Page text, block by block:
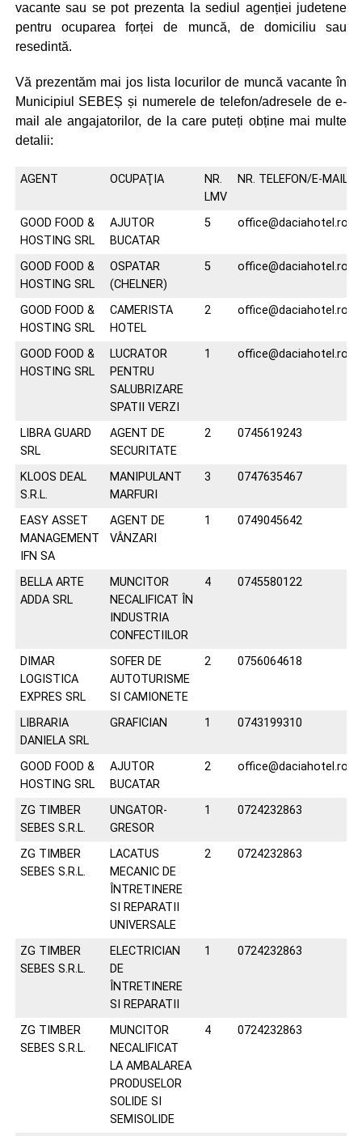
vacante sau se pot prezenta la sediul agenției judetene
pentru ocuparea forței de muncă, de domiciliu sau
resedintă.
Vă prezentăm mai jos lista locurilor de muncă vacante în
Municipiul SEBEȘ și numerele de telefon/adresele de e-
mail ale angajatorilor, de la care puteți obține mai multe
detalii:
AGENT OCUPAŢIA
NR.
LMV
NR. TELEFON/E-MAIL
GOOD FOOD &
HOSTING SRL
AJUTOR
BUCATAR
5 office@daciahotel.ro
GOOD FOOD &
HOSTING SRL
OSPATAR
(CHELNER)
5 office@daciahotel.ro
GOOD FOOD &
HOSTING SRL
CAMERISTA
HOTEL
2 office@daciahotel.ro
GOOD FOOD &
HOSTING SRL
LUCRATOR
PENTRU
SALUBRIZARE
SPATII VERZI
1 office@daciahotel.ro
LIBRA GUARD
SRL
AGENT DE
SECURITATE
2 0745619243
KLOOS DEAL
S.R.L.
MANIPULANT
MARFURI
3 0747635467
EASY ASSET
MANAGEMENT
IFN SA
AGENT DE
VÂNZARI
1 0749045642
BELLA ARTE
ADDA SRL
MUNCITOR
NECALIFICAT ÎN
INDUSTRIA
CONFECTIILOR
4 0745580122
DIMAR
LOGISTICA
EXPRES SRL
SOFER DE
AUTOTURISME
SI CAMIONETE
2 0756064618
LIBRARIA
DANIELA SRL
GRAFICIAN 1 0743199310
GOOD FOOD &
HOSTING SRL
AJUTOR
BUCATAR
2 office@daciahotel.ro
ZG TIMBER
SEBES S.R.L.
UNGATOR-
GRESOR
1 0724232863
ZG TIMBER
SEBES S.R.L.
LACATUS
MECANIC DE
ÎNTRETINERE
SI REPARATII
UNIVERSALE
2 0724232863
ZG TIMBER
SEBES S.R.L.
ELECTRICIAN
DE
ÎNTRETINERE
SI REPARATII
1 0724232863
ZG TIMBER
SEBES S.R.L.
MUNCITOR
NECALIFICAT
LA AMBALAREA
PRODUSELOR
SOLIDE SI
SEMISOLIDE
4 0724232863